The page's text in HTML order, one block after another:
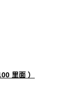
里面 ）